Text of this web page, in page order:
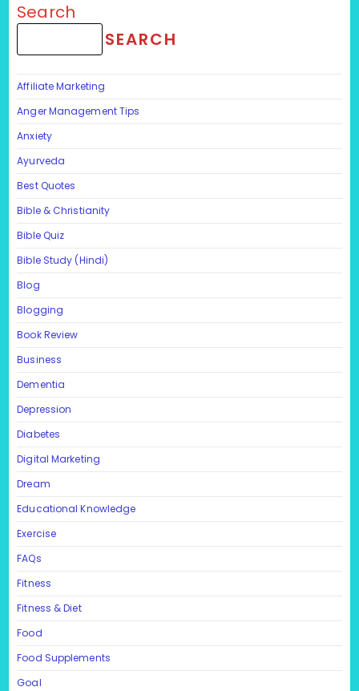
Search
SEARCH
Affiliate Marketing
Anger Management Tips
Anxiety
Ayurveda
Best Quotes
Bible & Christianity
Bible Quiz
Bible Study (Hindi)
Blog
Blogging
Book Review
Business
Dementia
Depression
Diabetes
Digital Marketing
Dream
Educational Knowledge
Exercise
FAQs
Fitness
Fitness & Diet
Food
Food Supplements
Goal